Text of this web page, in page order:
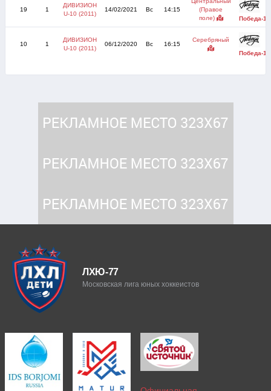
19 1
ДИВИЗИОН
U-10 (2011)
14/02/2021 Вс 14:15
(Правое
поле)
Победа-11
10 1
ДИВИЗИОН
U-10 (2011)
06/12/2020 Вс 16:15
Серебряный
Победа-11
ЛХЮ-77
Московская лига юных хоккеистов